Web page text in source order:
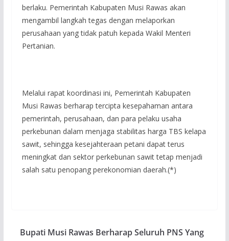
berlaku. Pemerintah Kabupaten Musi Rawas akan
mengambil langkah tegas dengan melaporkan
perusahaan yang tidak patuh kepada Wakil Menteri
Pertanian.
‎Melalui rapat koordinasi ini, Pemerintah Kabupaten
Musi Rawas berharap tercipta kesepahaman antara
pemerintah, perusahaan, dan para pelaku usaha
perkebunan dalam menjaga stabilitas harga TBS kelapa
sawit, sehingga kesejahteraan petani dapat terus
meningkat dan sektor perkebunan sawit tetap menjadi
salah satu penopang perekonomian daerah.(*)
Bupati Musi Rawas Berharap Seluruh PNS Yang